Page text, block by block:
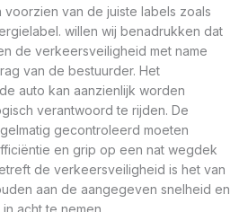
van de juiste labels zoals
willen wij benadrukken dat
de verkeersveiligheid met name
van de bestuurder. Het
auto kan aanzienlijk worden
verantwoord te rijden. De
gecontroleerd moeten
en grip op een nat wegdek
de verkeersveiligheid is het van
aan de aangegeven snelheid en
acht te nemen.